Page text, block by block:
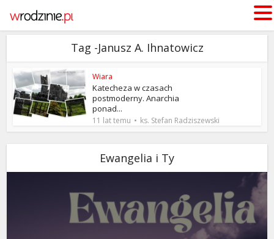
Tag -Janusz A. Ihnatowicz
Wiara
Katecheza w czasach
postmoderny. Anarchia
ponad...
11 lat temu ks. Stefan Radziszewski
Ewangelia i Ty